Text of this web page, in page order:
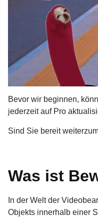
Bevor wir beginnen,
jederzeit auf Pro
Sind Sie bereit
Was ist
In der Welt der
Objekts innerhalb einer